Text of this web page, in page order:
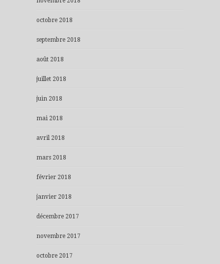
octobre 2018
septembre 2018
août 2018
juillet 2018
juin 2018
mai 2018
avril 2018
mars 2018
février 2018
janvier 2018
décembre 2017
novembre 2017
octobre 2017